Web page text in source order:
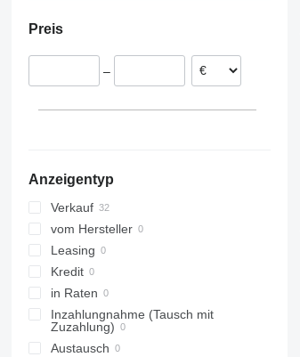
Italien
Niederlande
Preis
–
Anzeigentyp
Verkauf
vom Hersteller
Leasing
Kredit
in Raten
Inzahlungnahme (Tausch mit
Zuzahlung)
Austausch